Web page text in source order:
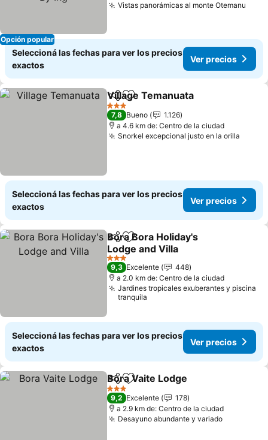
Opción popular
Vistas panorámicas al monte Otemanu
Seleccioná las fechas para ver los precios
exactos
Ver precios
CompartirAñadir a favoritos
Village Temanuata
3 Estrellas
7,8 Bueno
1.126
a 4.6 km de: Centro de la ciudad
Snorkel excepcional justo en la orilla
Seleccioná las fechas para ver los precios
exactos
Ver precios
CompartirAñadir a favoritos
Bora Bora Holiday's
Lodge and Villa
3 Estrellas
9,3 Excelente
448
a 2.0 km de: Centro de la ciudad
Jardines tropicales exuberantes y piscina
tranquila
Seleccioná las fechas para ver los precios
exactos
Ver precios
CompartirAñadir a favoritos
Bora Vaite Lodge
3 Estrellas
9,2 Excelente
178
a 2.9 km de: Centro de la ciudad
Desayuno abundante y variado